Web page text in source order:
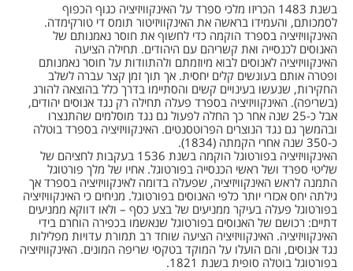
בשנת 1483 הכריזו מלכי ספרד על האינקוויזיציה כגוף הכפוף
לסמכותם, והעמידו בראשה את האינקוויזיטור תומס די טורקימדה.
האינקוויזיציה בספרד הוקמה כדי לחשוף את חוסר נאמנותם של
האנוסים לכנסייה ואת קשריהם עם היהודים. תחילה הציעה
האינקוויזיציה לאנוסים לבוא מיוזמתם ולהתוודות על חוסר נאמנותם
ופטרה אותם בעונשים קלים יחסית. אך תוך זמן קצר עברה לשלב
החקירות, שנעשו בעינויים קשים והסתיימו בדרך כלל בהוצאה להורג
(בשריפה). האינקוויזיציה בספרד פעלה תחילה רק נגד אנוסים יהודים,
אבל כ-25 שנה אחר כך החלה לפעול גם נגד מוסלמים שהתנצרו
ובהמשך גם נגד הנוצרים הפרוטסנטים. האינקוויזיציה בספרד בוטלה
כ-350 שנה אחרי הקמתה (1834).
האינקוויזיציה בפורטוגל הוקמה בשנת 1536 בעקבות לחציהם של
שליטי ספרד ושל ראשי הכנסייה בפורטוגל. אחיו של מלך פורטוגל
התמנה לראש האינקוויזיציה, שפעלה בדומה לאינקוויזיציה בספרד אך
גילתה יחס אכזרי יותר כלפי האנוסים בפורטוגל. מניחים כי האינקוויזיציה
בפורטוגל פעלה בעיקר ממניעים של בצע כסף – ולאו דווקא ממניעים
דתיים: רכושם של האנוסים בפורטוגל שנאשמו בכפירה הוחרם בידי
האינקוויזיציה. האינקוויזיציה הציעה שוחד רב תמורת עדויות מפלילות
נגד אנוסים, והם הועלו על המוקד בטקסי שריפה המונים. האינקוויזיציה
בפורטוגל בוטלה סופית בשנת 1821.